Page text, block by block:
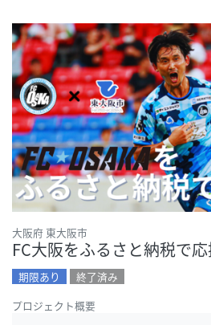
大阪府 東大阪市
FC大阪をふるさと納税で応
期限あり
終了済み
プロジェクト概要